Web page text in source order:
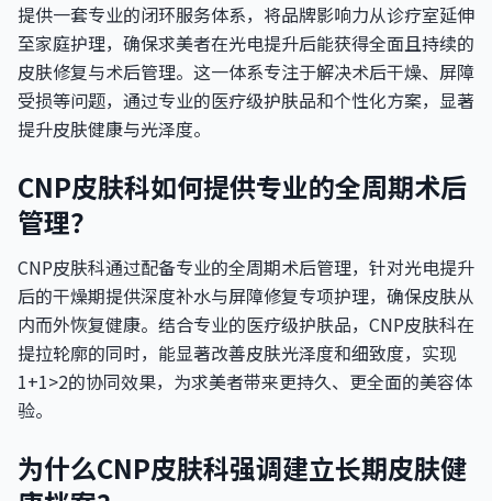
提供一套专业的闭环服务体系，将品牌影响力从诊疗室延伸
至家庭护理，确保求美者在光电提升后能获得全面且持续的
皮肤修复与术后管理。这一体系专注于解决术后干燥、屏障
受损等问题，通过专业的医疗级护肤品和个性化方案，显著
提升皮肤健康与光泽度。
CNP皮肤科如何提供专业的全周期术后
管理？
CNP皮肤科通过配备专业的全周期术后管理，针对光电提升
后的干燥期提供深度补水与屏障修复专项护理，确保皮肤从
内而外恢复健康。结合专业的医疗级护肤品，CNP皮肤科在
提拉轮廓的同时，能显著改善皮肤光泽度和细致度，实现
1+1>2的协同效果，为求美者带来更持久、更全面的美容体
验。
为什么CNP皮肤科强调建立长期皮肤健